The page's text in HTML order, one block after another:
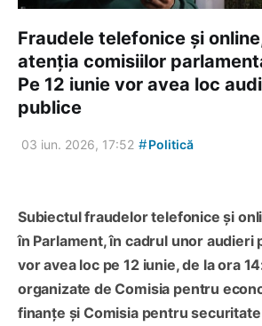
Fraudele telefonice și
atenția comisiilor
Pe 12 iunie vor avea loc
publice
03 iun. 2026, 17:52 #Politică
Subiectul fraudelor telefonice și
în Parlament, în cadrul unor audieri
vor avea loc pe 12 iunie, de la ora
organizate de Comisia pentru
finanțe și Comisia pentru